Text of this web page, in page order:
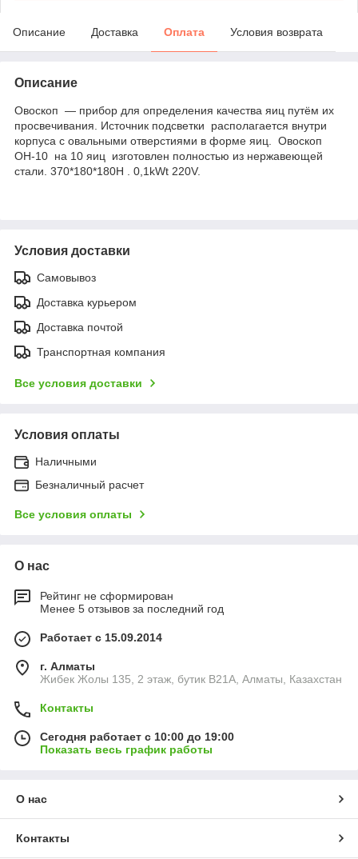
Описание Доставка Оплата Условия возврата
Описание
Овоскоп — прибор для определения качества яиц путём их
просвечивания. Источник подсветки располагается внутри
корпуса с овальными отверстиями в форме яиц. Овоскоп
ОН-10 на 10 яиц изготовлен полностью из нержавеющей
стали. 370*180*180Н . 0,1kWt 220V.
Условия доставки
Самовывоз
Доставка курьером
Доставка почтой
Транспортная компания
Все условия доставки
Условия оплаты
Наличными
Безналичный расчет
Все условия оплаты
О нас
Рейтинг не сформирован
Менее 5 отзывов за последний год
Работает с 15.09.2014
г. Алматы
Жибек Жолы 135, 2 этаж, бутик B21A, Алматы, Казахстан
Контакты
Сегодня работает с 10:00 до 19:00
Показать весь график работы
О нас
Контакты